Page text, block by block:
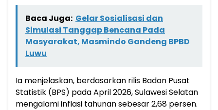
Baca Juga: Gelar Sosialisasi dan
Simulasi Tanggap Bencana Pada
Masyarakat, Masmindo Gandeng BPBD
Luwu
Ia menjelaskan, berdasarkan rilis Badan Pusat
Statistik (BPS) pada April 2026, Sulawesi Selatan
mengalami inflasi tahunan sebesar 2,68 persen.